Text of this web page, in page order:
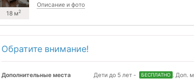
18 м2
Описание и фото
Обратите внимание!
Дополнительные места
Дети до 5 лет - БЕСПЛАТНО . Доп.